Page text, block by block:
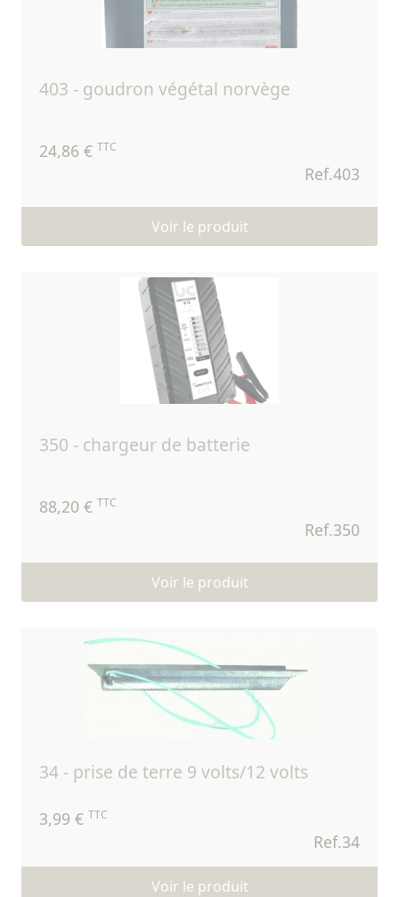
403 - goudron végétal norvège
24,86 € TTC
Ref.403
Voir le produit
350 - chargeur de batterie
88,20 € TTC
Ref.350
Voir le produit
34 - prise de terre 9 volts/12 volts
3,99 € TTC
Ref.34
Voir le produit